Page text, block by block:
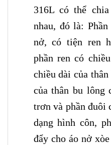
316L có thể
nhau, đó là:
nở, có tiện ren
phần ren có
chiều dài của
của thân bu lông
trơn và phần đuôi
dạng hình côn,
đẩy cho áo nở